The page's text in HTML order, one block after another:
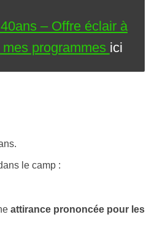
– Offre éclair à
programmes ici
le camp :
attirance prononcée pour les